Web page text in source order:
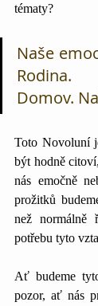
tématy?
Naše
Rodina.
Domov.
Toto Novoluní
být hodně
nás emočně
prožitků
než normálně
potřebu tyto
Ať budeme
pozor, ať nás